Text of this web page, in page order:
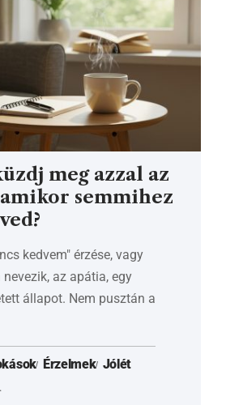
meg azzal az
semmihez
kedvem" érzése, vagy
az apátia, egy
állapot. Nem pusztán a
Érzelmek Jólét